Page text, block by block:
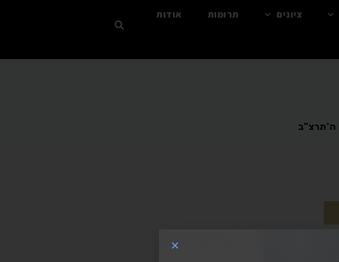
ציונים תרומות אודות
ה'תרצ"ב